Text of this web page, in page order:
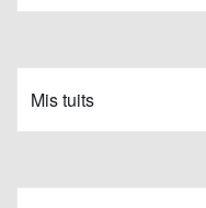
Mis tuits